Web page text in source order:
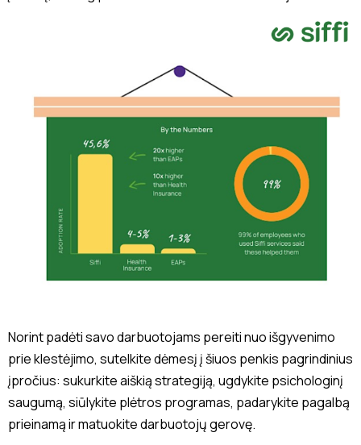
Norint padėti savo darbuotojams pereiti nuo išgyvenimo
prie klestėjimo, sutelkite dėmesį į šiuos penkis pagrindinius
įpročius: sukurkite aiškią strategiją, ugdykite psichologinį
saugumą, siūlykite plėtros programas, padarykite pagalbą
prieinamą ir matuokite darbuotojų gerovę.